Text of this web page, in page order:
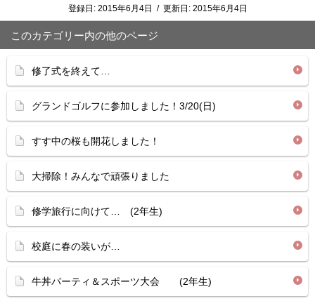
登録日: 2015年6月4日 / 更新日: 2015年6月4日
このカテゴリー内の他のページ
修了式を終えて…
グランドゴルフに参加しました！3/20(日)
すす中の桜も開花しました！
大掃除！みんなで頑張りました
修学旅行に向けて… (2年生)
校庭に春の装いが…
牛丼パーティ＆スポーツ大会 (2年生)